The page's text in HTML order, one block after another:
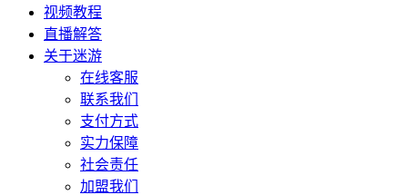
视频教程
直播解答
关于迷游
在线客服
联系我们
支付方式
实力保障
社会责任
加盟我们